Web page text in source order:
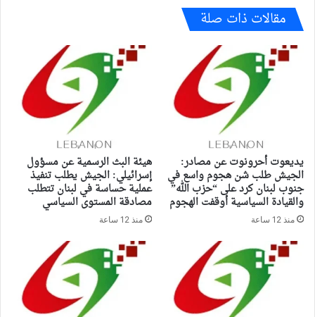
مقالات ذات صلة
يديعوت أحرونوت عن مصادر:
الجيش طلب شن هجوم واسع في
جنوب لبنان كرد على “حزب الله”
والقيادة السياسية أوقفت الهجوم
منذ 12 ساعة
هيئة البث الرسمية عن مسؤول
إسرائيلي: الجيش يطلب تنفيذ
عملية حساسة في لبنان تتطلب
مصادقة المستوى السياسي
منذ 12 ساعة